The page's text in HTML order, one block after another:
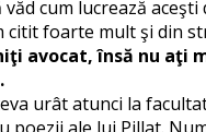
cum lucrează
citit foarte mult şi din
avocat, însă nu
urât atunci la
poezii ale lui Pillat.